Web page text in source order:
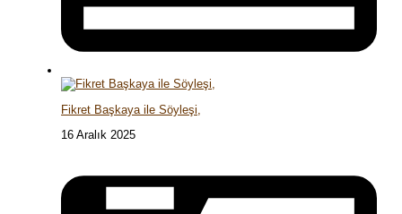
Fikret Başkaya ile Söyleşi,
16 Aralık 2025